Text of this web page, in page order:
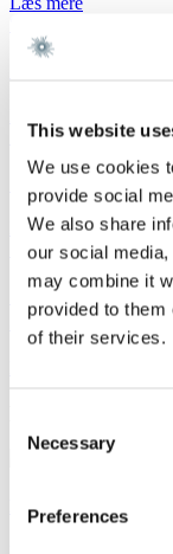
This website
We use cookies
provide social
We also share
our social
may combine it
provided to them
of their services.
Selection
Necessary
Preferences
Gorrissen
Sagsomtale8. juli
Gorrissen
Læs mere
Sagsomtale3. juli
Gorrissen
Johansen A/S
Rikke Schiøtt